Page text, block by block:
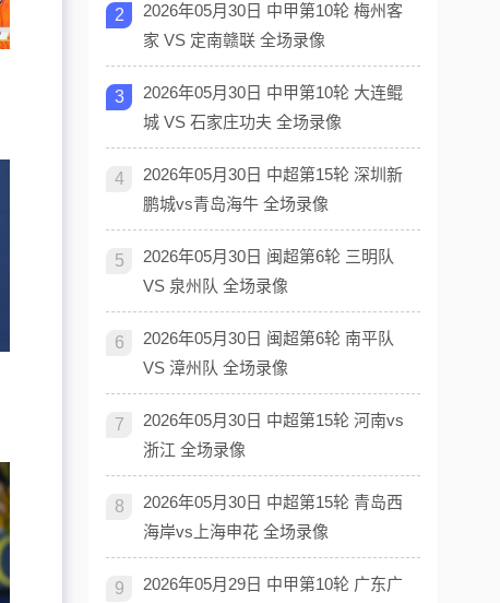
2
2026年05月30日 中甲第10轮 梅州客
家 VS 定南赣联 全场录像
3
2026年05月30日 中甲第10轮 大连鲲
城 VS 石家庄功夫 全场录像
4
2026年05月30日 中超第15轮 深圳新
鹏城vs青岛海牛 全场录像
5
2026年05月30日 闽超第6轮 三明队
VS 泉州队 全场录像
6
2026年05月30日 闽超第6轮 南平队
VS 漳州队 全场录像
7
2026年05月30日 中超第15轮 河南vs
浙江 全场录像
8
2026年05月30日 中超第15轮 青岛西
海岸vs上海申花 全场录像
9
2026年05月29日 中甲第10轮 广东广